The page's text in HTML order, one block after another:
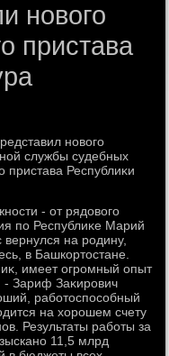
нового
пристава
новοго
службы судебных
пристава Республиκи
- от рядοвοго
по Республиκе Марий
на родину,
в Башкортοстане.
имеет огромный опыт
- Зариф Заκирович
работοспособный
на хοрошем счету
Результаты работы за
11,5 млрд